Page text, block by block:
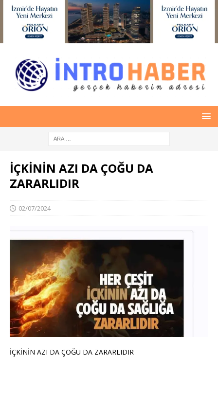
İÇKİNİN AZI DA ÇOĞU DA
ZARARLIDIR
02/07/2024
İÇKİNİN AZI DA ÇOĞU DA ZARARLIDIR